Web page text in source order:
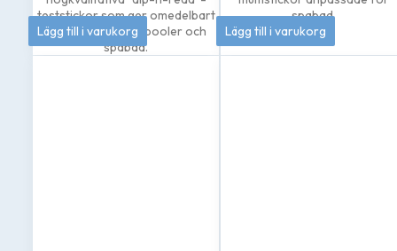
teststickor som ger omedelbart
resultat för både pooler och
spabad.
208kr
Lägg till i varukorg
spabad.
145kr
Lägg till i varukorg